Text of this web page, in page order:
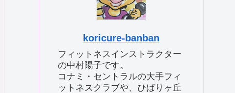
koricure-banban
フィットネスインストラクター
の中村陽子です。
コナミ・セントラルの大手フィ
ットネスクラブや、ひばりヶ丘